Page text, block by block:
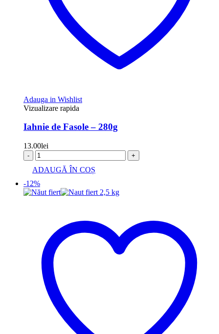
Adauga in Wishlist
Vizualizare rapida
Iahnie de Fasole – 280g
13.00lei
- +
ADAUGĂ ÎN COȘ
-12%